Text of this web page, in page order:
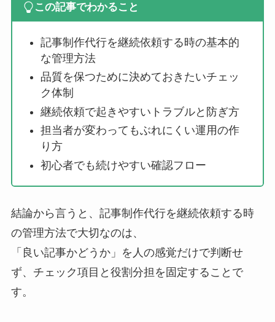
この記事でわかること
記事制作代行を継続依頼する時の基本的
な管理方法
品質を保つために決めておきたいチェッ
ク体制
継続依頼で起きやすいトラブルと防ぎ方
担当者が変わってもぶれにくい運用の作
り方
初心者でも続けやすい確認フロー
結論から言うと、記事制作代行を継続依頼する時
の管理方法で大切なのは、
「良い記事かどうか」を人の感覚だけで判断せ
ず、チェック項目と役割分担を固定することで
す。